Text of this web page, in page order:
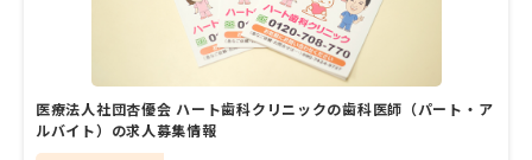
医療法人社団杏優会 ハート歯科クリニックの歯科医師（パート・ア
ルバイト）の求人募集情報